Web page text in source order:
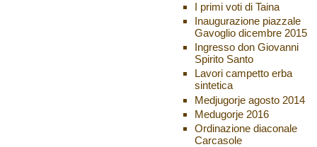
I primi voti di Taina
Inaugurazione piazzale
Gavoglio dicembre 2015
Ingresso don Giovanni
Spirito Santo
Lavori campetto erba
sintetica
Medjugorje agosto 2014
Medugorje 2016
Ordinazione diaconale
Carcasole